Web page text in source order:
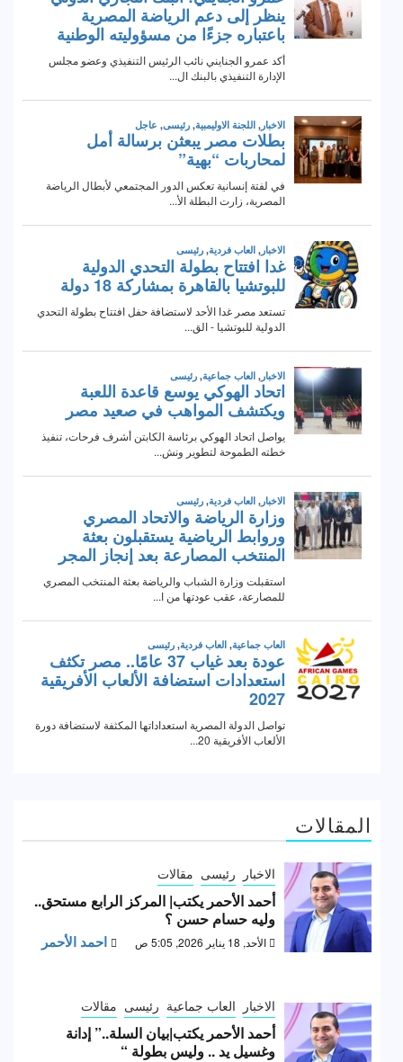
المقالات
الاخبار رئيسى مقالات
أحمد الأحمر يكتب| المركز الرابع مستحق..
وليه حسام حسن ؟
الأحد, 18 يناير 2026, 5:05 ص احمد الأحمر
الاخبار العاب جماعية رئيسى مقالات
أحمد الأحمر يكتب|بيان السلة..” إدانة
وغسيل يد .. وليس بطولة “